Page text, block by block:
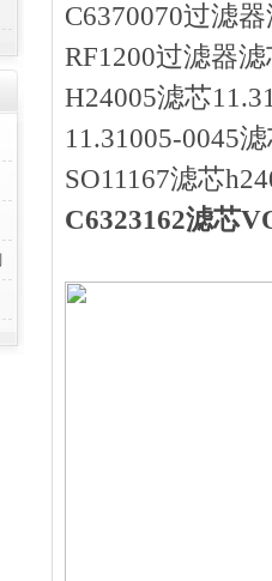
C6370070过滤
RF1200过滤器
H24005滤芯
11.31005-0045
SO11167滤芯
C6323162滤芯